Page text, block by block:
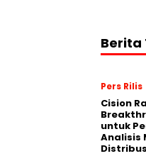
Berita
Pers Rilis
Cision
untuk
Analisis